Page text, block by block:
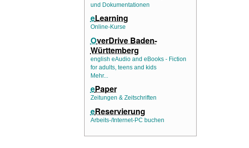
und Dokumentationen
eLearning
Online-Kurse
OverDrive Baden-
Württemberg
english eAudio and eBooks - Fiction
for adults, teens and kids
Mehr...
ePaper
Zeitungen & Zeitschriften
eReservierung
Arbeits-/Internet-PC buchen